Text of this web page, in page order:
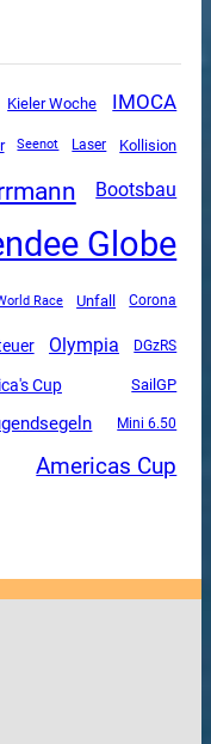
Kieler Woche IMOCA
Seenot Laser Kollision
Bootsbau
Globe
Race Unfall Corona
Olympia DGzRS
Cup SailGP
Mini 6.50
Americas Cup